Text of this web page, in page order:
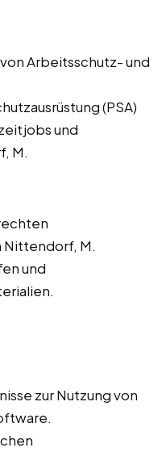
Arbeitsschutz- und
(PSA)
und
M.
Nittendorf, M.
und
zur Nutzung von